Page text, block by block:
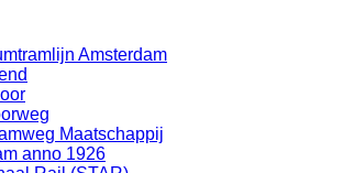
Amsterdam
Maatschappij
anno 1926